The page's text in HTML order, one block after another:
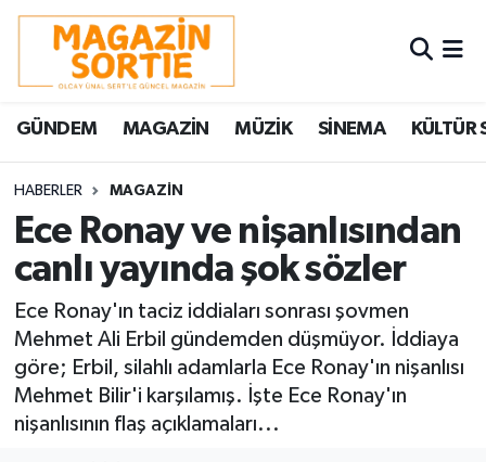
GÜNDEM MAGAZİN MÜZİK SİNEMA KÜLTÜR
HABERLER MAGAZİN
Ece Ronay ve nişanlısından
canlı yayında şok sözler
Ece Ronay'ın taciz iddiaları sonrası şovmen
Mehmet Ali Erbil gündemden düşmüyor. İddiaya
göre; Erbil, silahlı adamlarla Ece Ronay'ın nişanlısı
Mehmet Bilir'i karşılamış. İşte Ece Ronay'ın
nişanlısının flaş açıklamaları...
Nöbetçi Eczaneler
Hava Durumu
Trafik Durumu
Süper Lig Puan Durumu ve Fikstür
Tüm Manşetler
Son Dakika Haberleri
Haber Arşivi